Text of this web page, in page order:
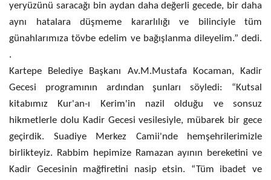
yeryüzünü saracağı bin aydan daha değerli gecede, bir daha
aynı hatalara düşmeme kararlılığı ve bilinciyle tüm
günahlarımıza tövbe edelim ve bağışlanma dileyelim.” dedi.
.
Kartepe Belediye Başkanı Av.M.Mustafa Kocaman, Kadir
Gecesi programının ardından şunları söyledi: “Kutsal
kitabımız Kur'an-ı Kerim'in nazil olduğu ve sonsuz
hikmetlerle dolu Kadir Gecesi vesilesiyle, mübarek bir gece
geçirdik. Suadiye Merkez Camii'nde hemşehrilerimizle
birlikteyiz. Rabbim hepimize Ramazan ayının bereketini ve
Kadir Gecesinin mağfiretini nasip etsin. “Tüm ibadet ve